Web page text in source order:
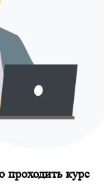
проходить курс